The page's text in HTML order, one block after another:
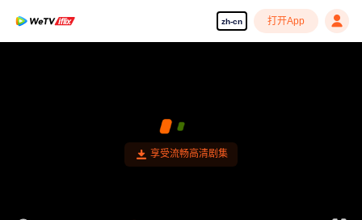
zh-cn 打开App
享受流畅高清剧集